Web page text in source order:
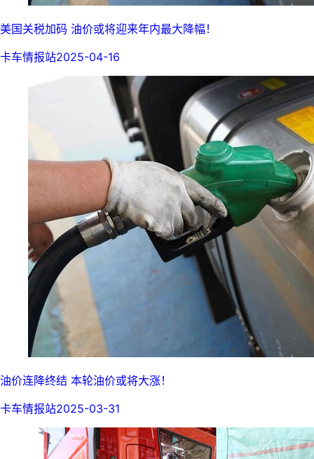
美国关税加码 油价或将迎来年内最大降幅！
卡车情报站2025-04-16
油价连降终结 本轮油价或将大涨！
卡车情报站2025-03-31